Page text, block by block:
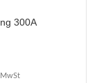
300A